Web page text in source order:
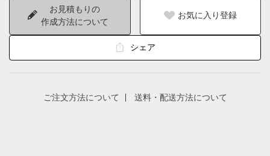
お見積もりの
作成方法について
お気に入り登録
シェア
ご注文方法について 送料・配送方法について